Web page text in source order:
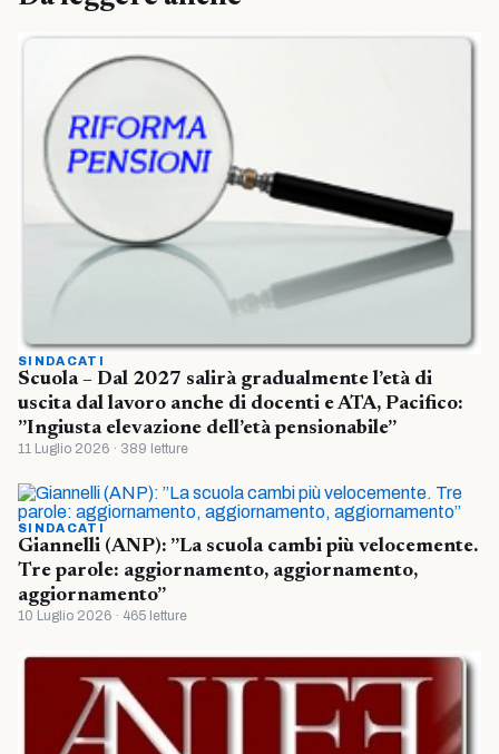
SINDACATI
Scuola – Dal 2027 salirà gradualmente l’età di
uscita dal lavoro anche di docenti e ATA, Pacifico:
”Ingiusta elevazione dell’età pensionabile”
11 Luglio 2026 · 389 letture
SINDACATI
Giannelli (ANP): ”La scuola cambi più velocemente.
Tre parole: aggiornamento, aggiornamento,
aggiornamento”
10 Luglio 2026 · 465 letture